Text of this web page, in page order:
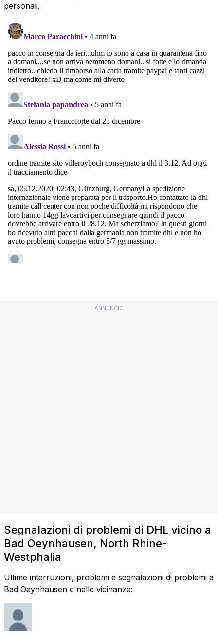
personali.
ANNUNCIO
Segnalazioni di problemi di DHL vicino a
Bad Oeynhausen, North Rhine-
Westphalia
Ultime interruzioni, problemi e segnalazioni di problemi a
Bad Oeynhausen e nelle vicinanze: